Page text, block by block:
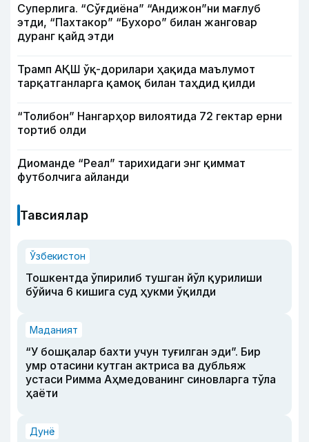
Суперлига. “Сўғдиёна” “Андижон”ни мағлуб
этди, “Пахтакор” “Бухоро” билан жанговар
дуранг қайд этди
Трамп АҚШ ўқ-дорилари ҳақида маълумот
тарқатганларга қамоқ билан таҳдид қилди
“Толибон” Нангарҳор вилоятида 72 гектар ерни
тортиб олди
Диоманде “Реал” тарихидаги энг қиммат
футболчига айланди
Тавсиялар
Ўзбекистон
Тошкентда ўпирилиб тушган йўл қурилиши
бўйича 6 кишига суд ҳукми ўқилди
Маданият
“У бошқалар бахти учун туғилган эди”. Бир
умр отасини кутган актриса ва дубльяж
устаси Римма Аҳмедованинг синовларга тўла
ҳаёти
Дунё